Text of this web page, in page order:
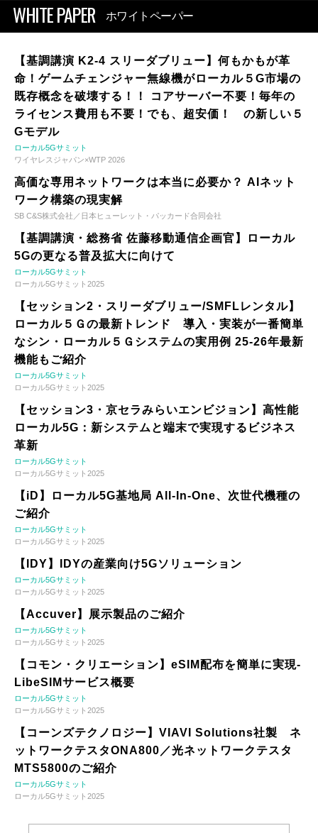
WHITE PAPER ホワイトペーパー
【基調講演 K2-4 スリーダブリュー】何もかもが革
命！ゲームチェンジャー無線機がローカル５G市場の
既存概念を破壊する！！ コアサーバー不要！毎年の
ライセンス費用も不要！でも、超安価！ の新しい５
Gモデル
ローカル5Gサミット
ワイヤレスジャパン×WTP 2026
高価な専用ネットワークは本当に必要か？ AIネット
ワーク構築の現実解
SB C&S株式会社／日本ヒューレット・パッカード合同会社
【基調講演・総務省 佐藤移動通信企画官】ローカル
5Gの更なる普及拡大に向けて
ローカル5Gサミット
ローカル5Gサミット2025
【セッション2・スリーダブリュー/SMFLレンタル】
ローカル５Ｇの最新トレンド 導入・実装が一番簡単
なシン・ローカル５Ｇシステムの実用例 25-26年最新
機能もご紹介
ローカル5Gサミット
ローカル5Gサミット2025
【セッション3・京セラみらいエンビジョン】高性能
ローカル5G：新システムと端末で実現するビジネス
革新
ローカル5Gサミット
ローカル5Gサミット2025
【iD】ローカル5G基地局 All-In-One、次世代機種の
ご紹介
ローカル5Gサミット
ローカル5Gサミット2025
【IDY】IDYの産業向け5Gソリューション
ローカル5Gサミット
ローカル5Gサミット2025
【Accuver】展示製品のご紹介
ローカル5Gサミット
ローカル5Gサミット2025
【コモン・クリエーション】eSIM配布を簡単に実現-
LibeSIMサービス概要
ローカル5Gサミット
ローカル5Gサミット2025
【コーンズテクノロジー】VIAVI Solutions社製 ネ
ットワークテスタONA800／光ネットワークテスタ
MTS5800のご紹介
ローカル5Gサミット
ローカル5Gサミット2025